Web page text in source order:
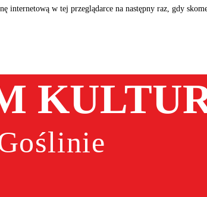
internetową w tej przeglądarce na następny raz, gdy